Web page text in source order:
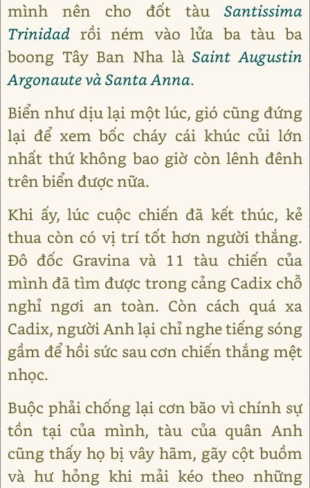
mình nên cho đốt tàu Santissima
Trinidad rồi ném vào lửa ba tàu ba
boong Tây Ban Nha làSaint Augustin
Argonaute và Santa Anna.
Biển như dịu lại một lúc, gió cũng đứng
lại để xem bốc cháy cái khúc củi lớn
nhất thứ không bao giờ còn lênh đênh
trên biển được nữa.
Khi ấy, lúc cuộc chiến đã kết thúc, kẻ
thua còn có vị trí tốt hơn người thắng.
Đô đốc Gravina và 11 tàu chiến của
mình đã tìm được trong cảng Cadix chỗ
nghỉ ngơi an toàn. Còn cách quá xa
Cadix, người Anh lại chỉ nghe tiếng sóng
gầm để hồi sức sau cơn chiến thắng mệt
nhọc.
Buộc phải chống lại cơn bão vì chính sự
tồn tại của mình, tàu của quân Anh
cũng thấy họ bị vây hãm, gãy cột buồm
và hư hỏng khi mải kéo theo những